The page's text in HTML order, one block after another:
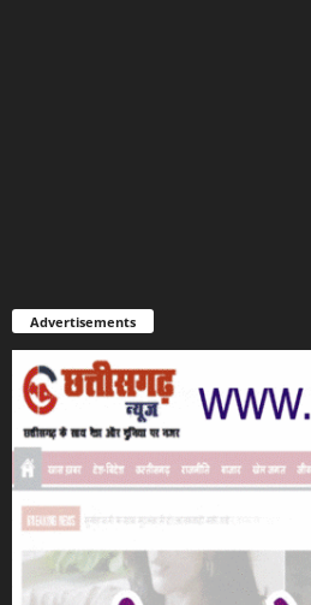
Advertisements